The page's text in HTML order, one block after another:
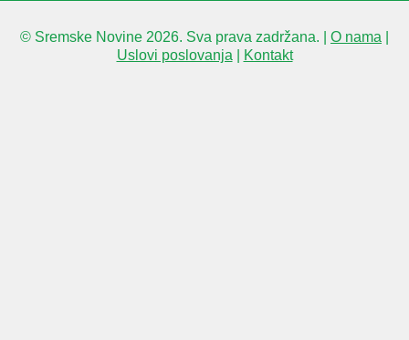
© Sremske Novine 2026. Sva prava zadržana. | O nama
Uslovi poslovanja| Kontakt